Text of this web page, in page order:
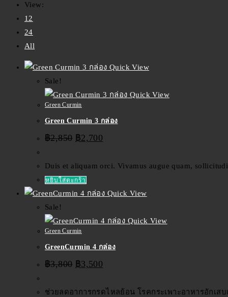
View:
12
24
All
Quick View
Sale!
Quick View
Green Curmin
Green Curmin 3 กล่อง
฿2,850 ฿2,700
Duis et aliquam orci. Vivamus augue quam,
หยิบใส่ตะกร้า
Quick View
Sale!
Quick View
Green Curmin
GreenCurmin 4 กล่อง
฿3,800 ฿3,500
ช่วยลดอาการกรดไหลย้อน โรคกระเพาะอาหารอักเส